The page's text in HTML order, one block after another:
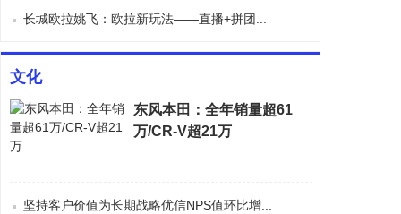
长城欧拉姚飞：欧拉新玩法——直播+拼团...
文化
东风本田：全年销量超61
万/CR-V超21万
坚持客户价值为长期战略优信NPS值环比增...